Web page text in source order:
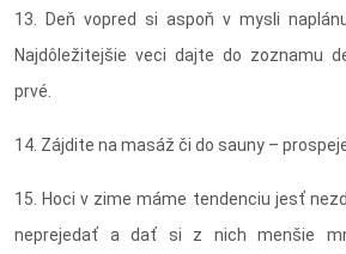
13. Deň vopred si aspoň v mysli
Najdôležitejšie veci dajte do zoznamu
prvé.
14. Zájdite na masáž či do sauny –
15. Hoci v zime máme tendenciu jesť
neprejedať a dať si z nich menšie